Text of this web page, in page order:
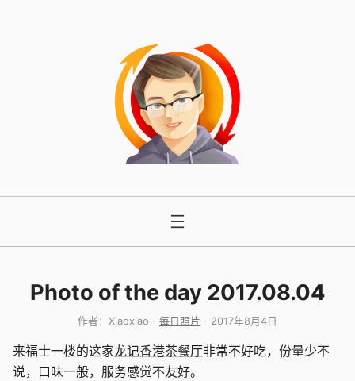
Photo of the day 2017.08.04
作者：Xiaoxiao 每日照片 2017年8月4日
来福士一楼的这家龙记香港茶餐厅非常不好吃，份量少不
说，口味一般，服务感觉不友好。